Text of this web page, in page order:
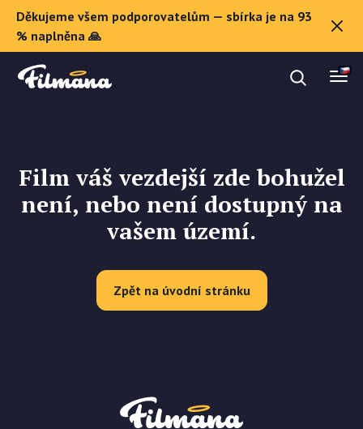
Děkujeme všem podporovatelům — sbírka je na 93
% naplněna 🙏
O Filmaně
Dárkové poukazy
Registrovat se
Film váš vezdejší zde bohužel
není, nebo není dostupný na
vašem území.
Zpět na úvodní stránku